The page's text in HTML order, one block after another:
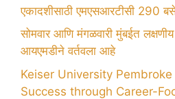
एकादशीसाठी एमएसआरटीसी 290
सोमवार आणि मंगळवारी मुंबईत
आयएमडीने वर्तवला आहे
Keiser University
Success through Career-